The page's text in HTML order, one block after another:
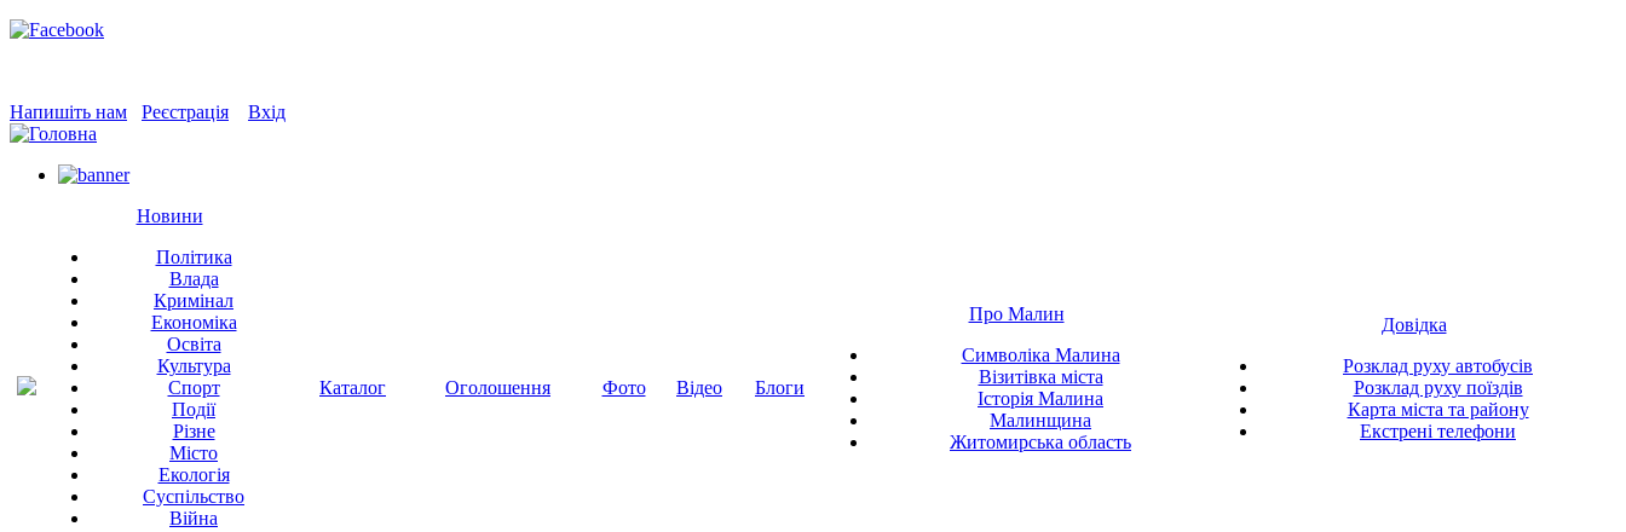
Напишіть нам Реєстрація Вхід
Новини
Політика
Влада
Кримінал
Економіка
Освіта
Культура
Спорт
Події
Різне
Місто
Екологія
Суспільство
Війна
Каталог Оголошення Фото Відео Блоги
Про Малин
Символіка Малина
Візитівка міста
Історія Малина
Малинщина
Житомирська область
Довідка
Розклад руху автобусів
Розклад руху поїздів
Карта міста та району
Екстрені телефони